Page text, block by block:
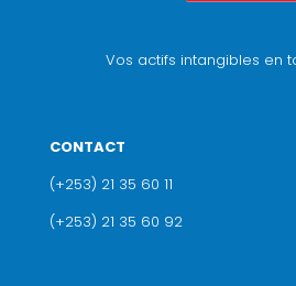
Vos actifs intangibles en
CONTACT
(+253) 21 35 60 11
(+253) 21 35 60 92